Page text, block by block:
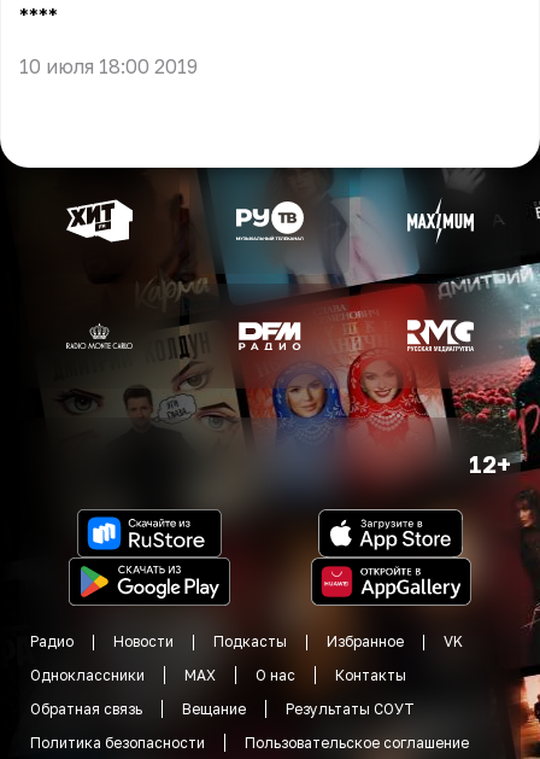
** **
10 июля 18:00 2019
12+
Радио Новости Подкасты Избранное
VK
Одноклассники
MAX О нас
Контакты
Обратная связь
Вещание
Результаты СОУТ
Политика безопасности
Пользовательское соглашение